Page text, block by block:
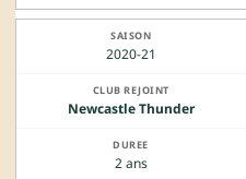
2020-21
Newcastle Thunder
2 ans